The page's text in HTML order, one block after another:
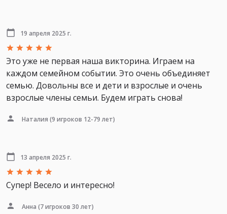
19 апреля 2025 г.
Это уже не первая наша викторина. Играем на
каждом семейном событии. Это очень объединяет
семью. Довольны все и дети и взрослые и очень
взрослые члены семьи. Будем играть снова!
Наталия (9 игроков 12-79 лет)
13 апреля 2025 г.
Супер! Весело и интересно!
Анна (7 игроков 30 лет)